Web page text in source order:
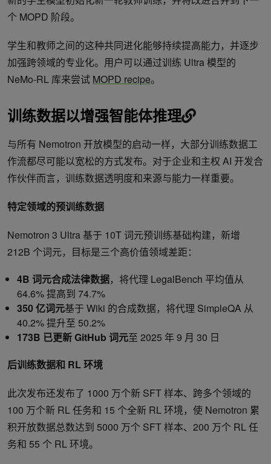
个 MOPD 阶段。
学生和教师之间的这种共同进化能够持续提高能力，并逐步
加强跨领域的专业化。用户可以通过训练 Ultra 模型的
NeMo-RL 库来尝试 MOPD recipe。
训练数据以增强智能体推理
与所有 Nemotron 开放模型的启动一样，大部分训练数据工
作流都尽可能以宽松的方式发布。对于企业和主权 AI 开发合
作伙伴而言，训练数据透明度和来源与能力一样重要。
特定领域的预训练数据
Nemotron 3 Ultra 基于 10T 词元预训练基础构建，新增
212B 个词元，目标是三个高价值领域差距：
4B 词元合成法律数据，将代理 LegalBench 平均值从
64.6% 提高到 74.7%
350 亿词元基于 Wiki 的合成数据，将代理 SimpleQA 从
40.2% 提升至 50.2%
173B 已更新 GitHub 词元至 2025 年 9 月 30 日
后训练数据和 RL 环境
此次发布还发布了 1000 万个新 SFT 样本、跨多个领域的
100 万个新 RL 任务和 15 个全新 RL 环境，使 Nemotron 累
积开放数据总数达到 5000 万个 SFT 样本、200 万个 RL 任
务和 55 个 RL 环境。